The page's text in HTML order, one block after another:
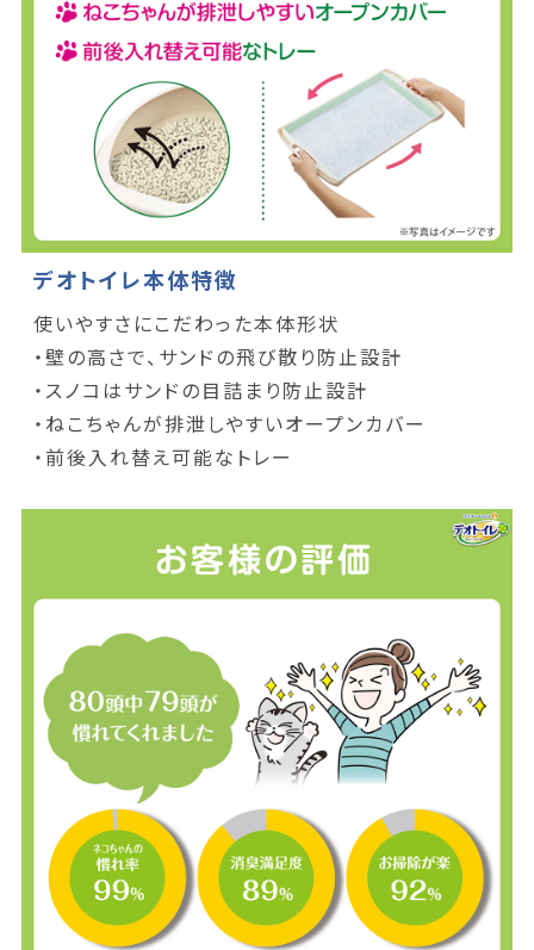
デオトイレ本体特徴
使いやすさにこだわった本体形状
・壁の高さで、サンドの飛び散り防止設計
・スノコはサンドの目詰まり防止設計
・ねこちゃんが排泄しやすいオープンカバー
・前後入れ替え可能なトレー